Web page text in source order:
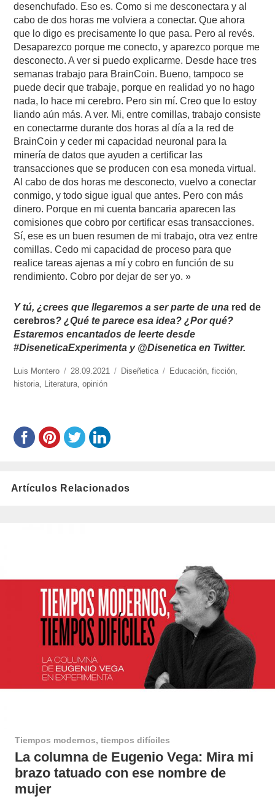
desenchufado. Eso es. Como si me desconectara y al
cabo de dos horas me volviera a conectar. Que ahora
que lo digo es precisamente lo que pasa. Pero al revés.
Desaparezco porque me conecto, y aparezco porque me
desconecto. A ver si puedo explicarme. Desde hace tres
semanas trabajo para BrainCoin. Bueno, tampoco se
puede decir que trabaje, porque en realidad yo no hago
nada, lo hace mi cerebro. Pero sin mí. Creo que lo estoy
liando aún más. A ver. Mi, entre comillas, trabajo consiste
en conectarme durante dos horas al día a la red de
BrainCoin y ceder mi capacidad neuronal para la
minería de datos que ayuden a certificar las
transacciones que se producen con esa moneda virtual.
Al cabo de dos horas me desconecto, vuelvo a conectar
conmigo, y todo sigue igual que antes. Pero con más
dinero. Porque en mi cuenta bancaria aparecen las
comisiones que cobro por certificar esas transacciones.
Sí, ese es un buen resumen de mi trabajo, otra vez entre
comillas. Cedo mi capacidad de proceso para que
realice tareas ajenas a mí y cobro en función de su
rendimiento. Cobro por dejar de ser yo. »
Y tú, ¿crees que llegaremos a ser parte de una red de
cerebros? ¿Qué te parece esa idea? ¿Por qué?
Estaremos encantados de leerte desde
#DiseneticaExperimenta y @Disenetica en Twitter.
https://www.experimenta.es/author/luis-
montero/
Luis Montero
Publicado
el
28.09.2021 Categorías
Diseñetica Etiquetas
Educación ,ficción
historia
Literatura ,opinión
Artículos Relacionados
Tiempos modernos, tiempos difíciles
La columna de Eugenio Vega: Mira mi
brazo tatuado con ese nombre de
mujer